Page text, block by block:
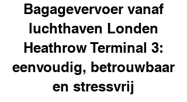
Bagagevervoer vanaf
luchthaven Londen
Heathrow Terminal 3:
eenvoudig, betrouwbaar
en stressvrij